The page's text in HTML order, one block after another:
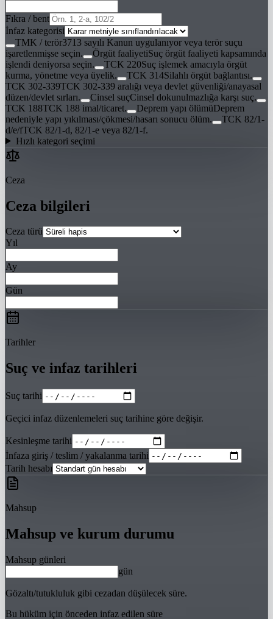
Fıkra / bent
İnfaz kategorisi
TMK / terör3713 sayılı Kanun uygulanıyor veya terör suçu
işaretlenmişse seçin.
Örgüt faaliyetiSuç örgüt faaliyeti kapsamında
işlendi deniyorsa seçin.
TCK 220Suç işlemek amacıyla örgüt
kurma, yönetme veya üyelik.
TCK 314Silahlı örgüt bağlantısı.
TCK 302-339TCK 302-339 aralığı veya devlet güvenliği/anayasal
düzen/devlet sırları.
Cinsel suçCinsel dokunulmazlığa karşı suç.
TCK 188TCK 188 imal/ticaret. Deprem yapı ölümüDeprem
nedeniyle yapı yıkılması/çökmesi/hasarı sonucu ölüm.
TCK 82/1-
d/e/fTCK 82/1-d, 82/1-e veya 82/1-f.
Hızlı kategori seçimi
Ceza
Ceza bilgileri
Ceza türü
Yıl
Ay
Gün
Tarihler
Suç ve infaz tarihleri
Suç tarihi
Geçici infaz düzenlemeleri suç tarihine göre değişir.
Kesinleşme tarihi
İnfaza giriş / teslim / yakalanma tarihi
Tarih hesabı
Mahsup
Mahsup ve kurum durumu
Mahsup günleri
gün
Gözaltı/tutukluluk gibi cezadan düşülecek süre.
Bu hüküm için önceden infaz edilen süre